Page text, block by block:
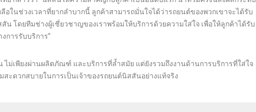
ในช่วงเวลาที่ยากลำบากนี้ ลูกค้าสามารถมั่นใจได้ว่ารถยนต์ของพวกเขาจะได้รับ
โดยทีมช่างผู้เชี่ยวชาญของเราพร้อมให้บริการด้วยความใส่ใจ เพื่อให้ลูกค้าได้รับ
การรับบริการ”
ม่เพียงผ่านผลิตภัณฑ์ และบริการที่ล้ำสมัย แต่ยังรวมถึงงานด้านการบริการที่ใส่ใจ
ะดวกสบายในการเป็นเจ้าของรถยนต์นิสสันอย่างแท้จริง